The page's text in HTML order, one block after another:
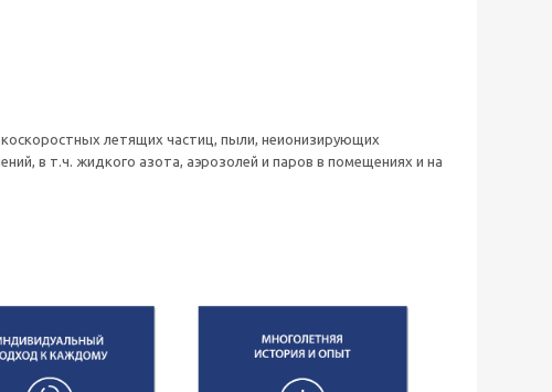
летящих частиц, пыли, неионизирующих
в т.ч. жидкого азота, аэрозолей и паров в помещениях и на